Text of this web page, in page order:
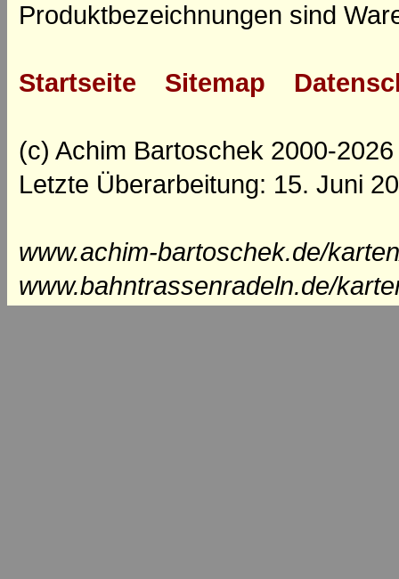
Produktbezeichnungen sind
Startseite Sitemap
(c) Achim Bartoschek 2000-2026
Letzte Überarbeitung: 15. Juni
www.achim-bartoschek.de/
www.bahntrassenradeln.de/